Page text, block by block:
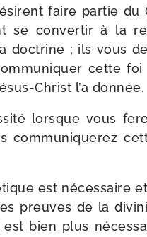
faire par­tie du
se conver­tir à la
doc­trine ; ils vous
cette foi
​Christ l’a donnée.
lorsque vous
com­mu­ni­que­rez
est néces­saire
preuves de la
bien plus